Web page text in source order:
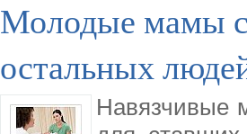
Молодые мамы
остальных
Навязчивые